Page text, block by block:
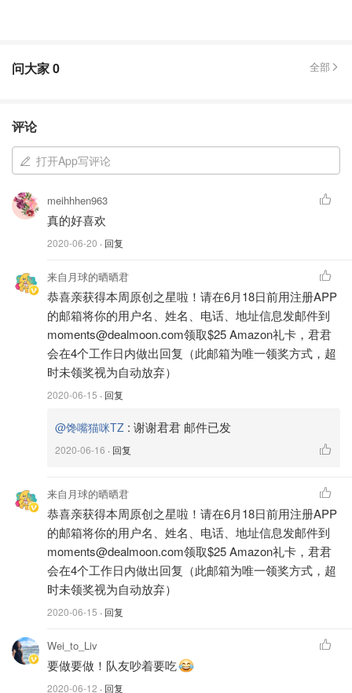
的大盘鸡裤带面，西安的凉皮肉夹馍冰峰，成都的串串配冰
粉，美国的汉堡薯条，韩国的炸鸡啤酒，我可以把这个清单
一直写下去。最近无意间做了不少美食CP的大餐，比如之
伙伴不用急，文章末尾会附上链接，点击图片直达文章，给
你做参考。
弹牙的麻糬，给这个突然热起来的初夏一份清凉的感觉。
问大家0 全部
评论
打开App写评论
meihhhen963
真的好喜欢
2020-06-20 · 回复
来自月球的晒晒君
恭喜亲获得本周原创之星啦！请在6月18日前用注册APP
的邮箱将你的用户名、姓名、电话、地址信息发邮件到
moments@dealmoon.com领取$25 Amazon礼卡，君君
会在4个工作日内做出回复（此邮箱为唯一领奖方式，超
时未领奖视为自动放弃）
2020-06-15 · 回复
@馋嘴猫咪TZ : 谢谢君君 邮件已发
2020-06-16 · 回复
来自月球的晒晒君
恭喜亲获得本周原创之星啦！请在6月18日前用注册APP
的邮箱将你的用户名、姓名、电话、地址信息发邮件到
moments@dealmoon.com领取$25 Amazon礼卡，君君
会在4个工作日内做出回复（此邮箱为唯一领奖方式，超
时未领奖视为自动放弃）
2020-06-15 · 回复
Wei_to_Liv
要做要做！队友吵着要吃
2020-06-12 · 回复